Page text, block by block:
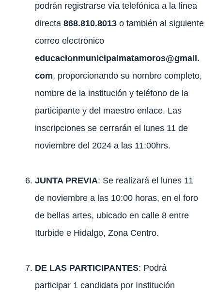
podrán registrarse vía telefónica a la línea
directa 868.810.8013o también al siguiente
correo electrónico
educacionmunicipalmatamoros@gmail.
com, proporcionando su nombre completo,
nombre de la institución y teléfono de la
participante y del maestro enlace. Las
inscripciones se cerrarán el lunes 11 de
noviembre del 2024 a las 11:00hrs.
JUNTA PREVIA: Se realizará el lunes 11
de noviembre a las 10:00 horas, en el foro
de bellas artes, ubicado en calle 8 entre
Iturbide e Hidalgo, Zona Centro.
DE LAS PARTICIPANTES: Podrá
participar 1 candidata por Institución